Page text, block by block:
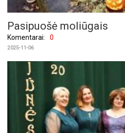
Pasipuošė moliūgais
Komentarai: 0
2025-11-06